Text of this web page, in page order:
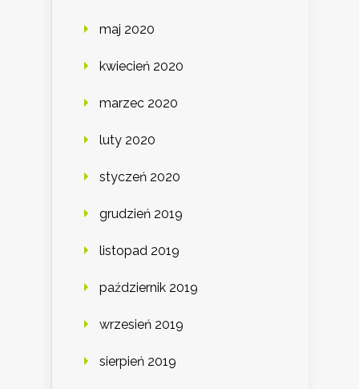
maj 2020
kwiecień 2020
marzec 2020
luty 2020
styczeń 2020
grudzień 2019
listopad 2019
październik 2019
wrzesień 2019
sierpień 2019